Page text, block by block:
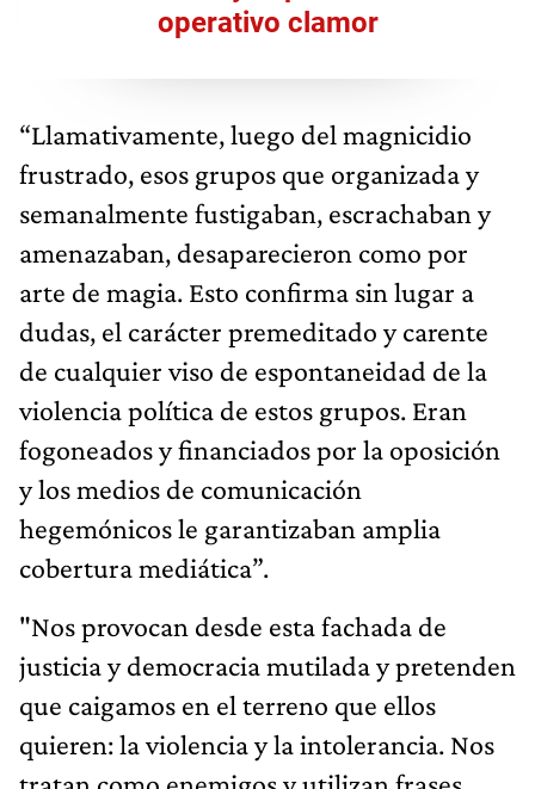
operativo clamor
“Llamativamente, luego del magnicidio
frustrado, esos grupos que organizada y
semanalmente fustigaban, escrachaban y
amenazaban, desaparecieron como por
arte de magia. Esto confirma sin lugar a
dudas, el carácter premeditado y carente
de cualquier viso de espontaneidad de la
violencia política de estos grupos. Eran
fogoneados y financiados por la oposición
y los medios de comunicación
hegemónicos le garantizaban amplia
cobertura mediática”.
"Nos provocan desde esta fachada de
justicia y democracia mutilada y pretenden
que caigamos en el terreno que ellos
quieren: la violencia y la intolerancia. Nos